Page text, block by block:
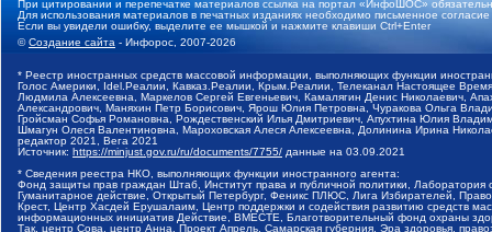
При цитировании и перепечатке материалов ссылка на портал «ИнфоШОС»
Для использования материалов в печатных изданиях необходимо письменное
Если вы увидели ошибку, выделите ее мышкой и нажмите клавиши Ctrl+Enter
©Создание сайта - Инфорос, 2007-2026
* Реестр иностранных средств массовой информации, выполняющих функции
Голос Америки, Idel.Реалии, Кавказ.Реалии, Крым.Реалии, Телеканал Настоящее
Людмила Алексеевна, Маркелов Сергей Евгеньевич, Камалягин Денис Николаевич,
Александрович, Маняхин Петр Борисович, Ярош Юлия Петровна, Чуракова Ольга
Гройсман Софья Романовна, Рождественский Илья Дмитриевич, Апухтина Юлия
Шмагун Олеся Валентиновна, Мароховская Алеся Алексеевна, Долинина Ирина
редактор 2021, Вега 2021
Источник: https://minjust.gov.ru/ru/documents/7755/ данные на 03.09.2021
* Сведения реестра НКО, выполняющих функции иностранного агента:
Фонд защиты прав граждан Штаб, Институт права и публичной политики,
Гуманитарное действие, Открытый Петербург, Феникс ПЛЮС, Лига Избирателей,
Крест, Центр Хасдей Ерушалаим, Центр поддержки и содействия развитию средств
информационных инициатив Действие, ВМЕСТЕ, Благотворительный фонд охраны
Так, центр Сова, центр Анна, Проект Апрель, Самарская губерния, Эра здоровья,